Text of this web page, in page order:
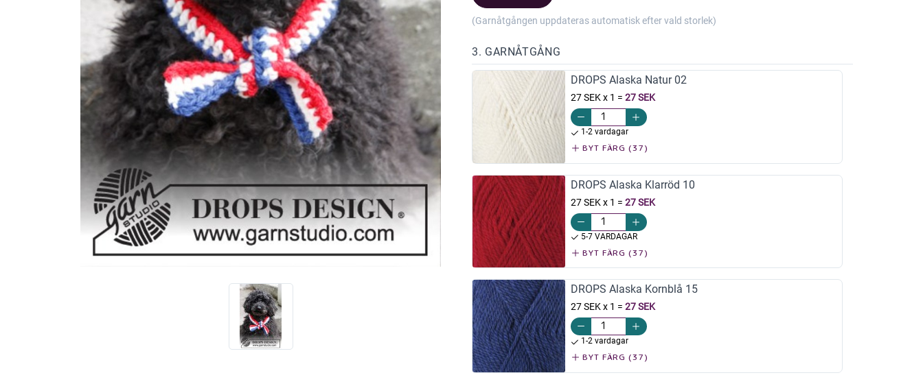
(Garnåtgången uppdateras automatisk efter vald storlek)
3. GARNÅTGÅNG
DROPS Alaska Natur 02
27 SEK x 1 = 27 SEK
1-2 vardagar
BYT FÄRG (37)
DROPS Alaska Klarröd 10
27 SEK x 1 = 27 SEK
5-7 VARDAGAR
BYT FÄRG (37)
DROPS Alaska Kornblå 15
27 SEK x 1 = 27 SEK
1-2 vardagar
BYT FÄRG (37)